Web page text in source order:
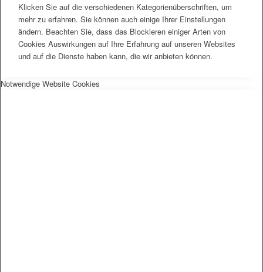
Klicken Sie auf die verschiedenen Kategorienüberschriften, um
mehr zu erfahren. Sie können auch einige Ihrer Einstellungen
ändern. Beachten Sie, dass das Blockieren einiger Arten von
Cookies Auswirkungen auf Ihre Erfahrung auf unseren Websites
und auf die Dienste haben kann, die wir anbieten können.
Notwendige Website Cookies